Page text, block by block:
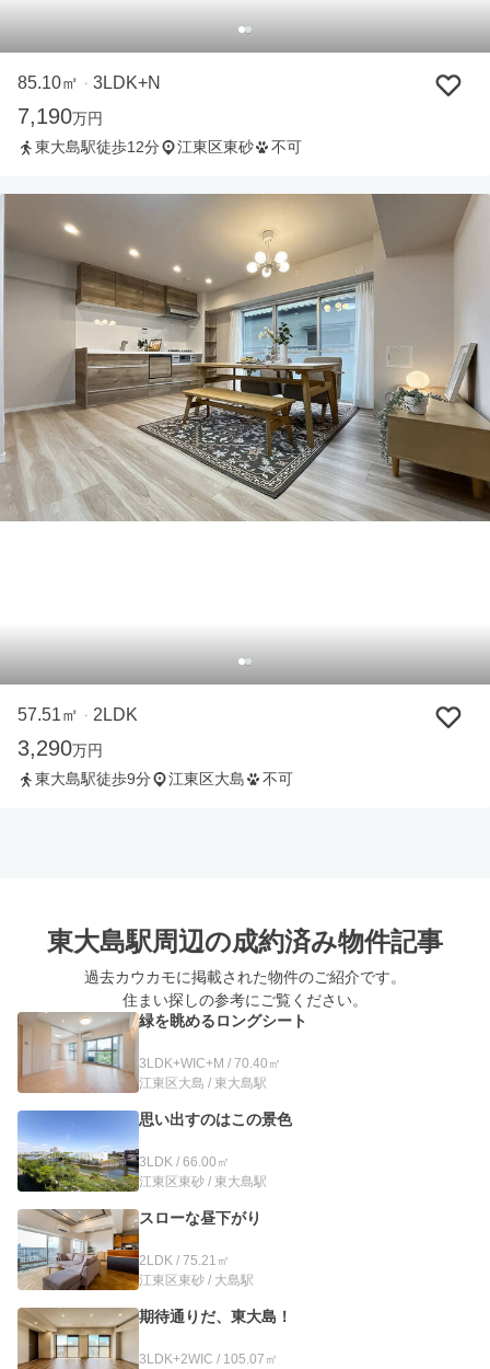
85.10㎡ ・ 3LDK+N
7,190万円
東大島駅徒歩12分
江東区東砂 不可
57.51㎡ ・ 2LDK
3,290万円
東大島駅徒歩9分
江東区大島 不可
東大島駅周辺の成約済み物件記事
過去カウカモに掲載された物件のご紹介です。
住まい探しの参考にご覧ください。
緑を眺めるロングシート
3LDK+WIC+M / 70.40㎡
江東区大島 / 東大島駅
思い出すのはこの景色
3LDK / 66.00㎡
江東区東砂 / 東大島駅
スローな昼下がり
2LDK / 75.21㎡
江東区東砂 / 大島駅
期待通りだ、東大島！
3LDK+2WIC / 105.07㎡